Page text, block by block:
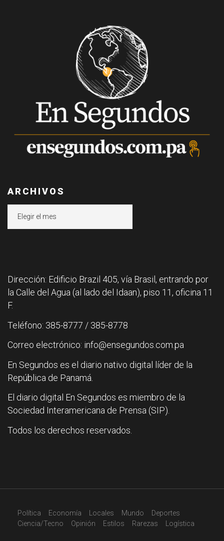
ARCHIVOS
Dirección: Edificio Brazil 405, vía Brasil, entrando por
la Calle del Agua (al lado del Idaan), piso 11, oficina 11
F.
Teléfono: 385-8777 / 385-8778
Correo electrónico: info@ensegundos.com.pa
En Segundos es el diario nativo digital líder de la
República de Panamá.
El diario digital En Segundos es miembro de la
Sociedad Interamericana de Prensa (SIP).
Todos los derechos reservados.
Política Economía Locales Mundo
Deportes
Ciencia/Tecno
Opinión Estilos Rarezas Logística